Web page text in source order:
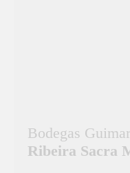
Bodegas
Ribeira Sacra